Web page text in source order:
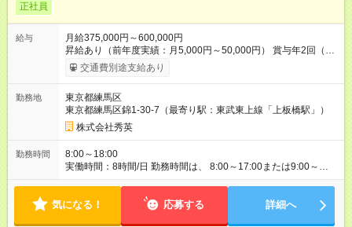
正社員
給与
月給375,000円～600,000円
昇給あり（前年度実績：月5,000円～50,000円） 賞与年2回（前
年度実績：30,000円～1,000,000円／会社業績・個人評価によ
る） 【試用期間】試用期間あり 試用期間の長さ：3ヶ月 雇用形
交通費別途支給あり
勤務地
東京都練馬区
東京都練馬区錦1-30-7（最寄り駅：東武東上線「上板橋駅」）
株式会社秀英
勤務時間
8:00～18:00
実働時間：8時間/日 勤務時間は、 8:00～17:00または9:00～
18:00（休憩60分）です。 ※現場により勤務時間が異なる場合が
気になる！ 応募する 詳細へ